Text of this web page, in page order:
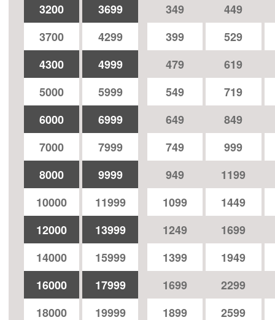
3200
3699 349
449
3700
4299 399
529
4300
4999 479
619
5000
5999 549
719
6000
6999 649
849
7000
7999 749
999
8000
9999 949
1199
10000
11999 1099
1449
12000
13999 1249
1699
14000
15999 1399
1949
16000
17999 1699
2299
18000
19999 1899 2599